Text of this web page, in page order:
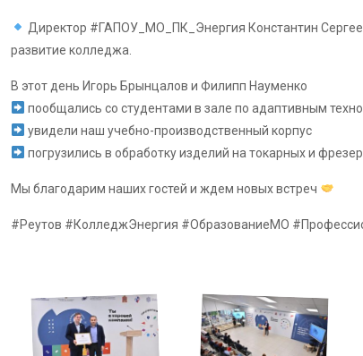
Директор #ГАПОУ_МО_ПК_Энергия Константин
развитие колледжа.
В этот день Игорь Брынцалов и Филипп Науменко
пообщались со студентами в зале по адаптивным
увидели наш учебно-производственный корпус
погрузились в обработку изделий на токарных и
Мы благодарим наших гостей и ждем новых встреч
#Реутов #КолледжЭнергия #ОбразованиеМО